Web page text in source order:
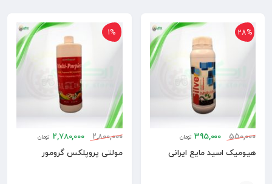
28%
550,000
395,000 تومان
هیومیک اسید مایع ایرانی
1%
2,800,000
2,780,000 تومان
مولتی پروپلکس گرومور